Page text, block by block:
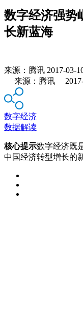
数字经济强势
长新蓝海
来源： 腾讯 2017-03-
来源：腾讯 2017-
数字经济
数据解读
核心提示数字经济既
中国经济转型增长的